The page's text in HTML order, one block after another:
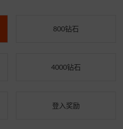
800钻石
4000钻石
登入奖励